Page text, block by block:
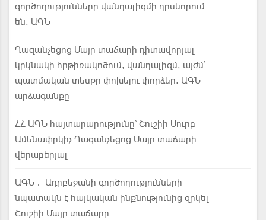
գործողությունները վանդալիզմի դրսևորում
են. ԱԳՆ
Ղազանչեցոց Մայր տաճարի դիտավորյալ
կրկնակի հրթիռակոծում, վանդալիզմ, այժմ՝
պատմական տեսքը փոխելու փորձեր. ԱԳՆ
արձագանքը
ՀՀ ԱԳՆ հայտարարությունը՝ Շուշիի Սուրբ
Ամենափրկիչ Ղազանչեցոց Մայր տաճարի
վերաբերյալ
ԱԳՆ․ Ադրբեջանի գործողությունների
նպատակն է հայկական ինքնությունից զրկել
Շուշիի Մայր տաճարը